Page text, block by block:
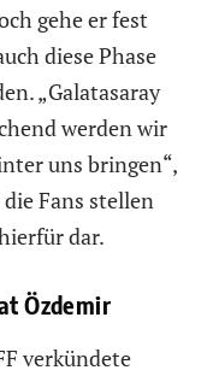
gehe er fest
diese Phase
„Galatasaray
werden wir
uns bringen“,
Fans stellen
dar.
Özdemir
verkündete